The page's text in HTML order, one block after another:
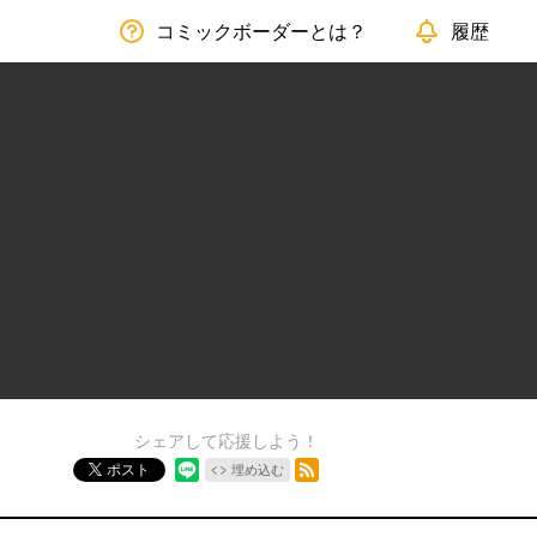
コミックボーダーとは？ 履歴
シェアして応援しよう！
ポスト 埋め込む